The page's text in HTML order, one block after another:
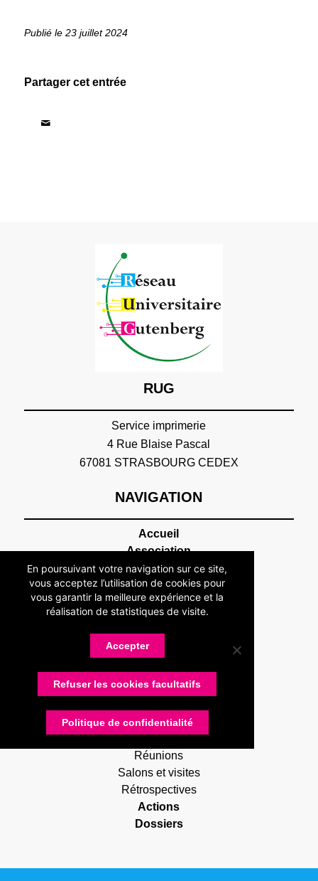
23 juillet 2024
Partager cet entrée
RUG
Service imprimerie
4 Rue Blaise Pascal
67081 STRASBOURG CEDEX
NAVIGATION
Accueil
Association
Présentation
Devenir adhérent
Statuts
Membres
Partenaires
Nos partenaires
Devenir partenaire
Connexion
Actualités
RUG Lettres
Réunions
Salons et visites
Rétrospectives
Actions
Dossiers
En poursuivant votre navigation sur ce site,
vous acceptez l’utilisation de cookies pour
vous garantir la meilleure expérience et la
réalisation de statistiques de visite.
Accepter
Refuser les cookies facultatifs
Politique de confidentialité